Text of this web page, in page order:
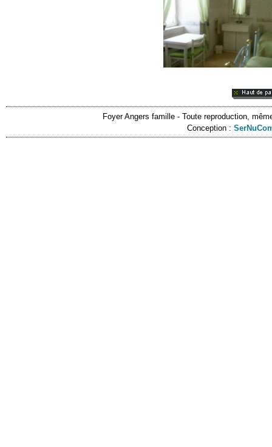
Foyer Angers famille- Toute reproduction,
Conception :